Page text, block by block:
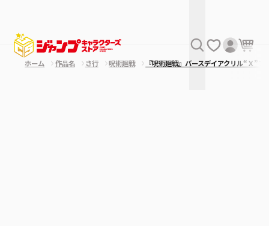
ホーム 作品名 さ行 呪術廻戦 『呪術廻戦』バースデイアクリル“Ｘ